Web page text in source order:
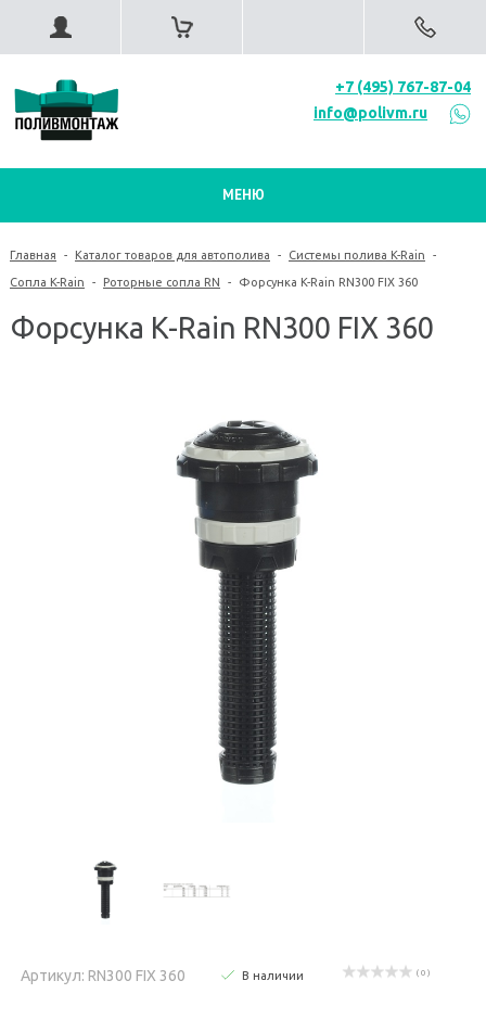
+7 (495) 767-87-04
info@polivm.ru
МЕНЮ
Главная - Каталог товаров для автополива - Системы полива K-Rain -
Сопла K-Rain - Роторные сопла RN - Форсунка K-Rain RN300 FIX 360
Форсунка K-Rain RN300 FIX 360
Артикул: RN300 FIX 360 В наличии ( 0 )